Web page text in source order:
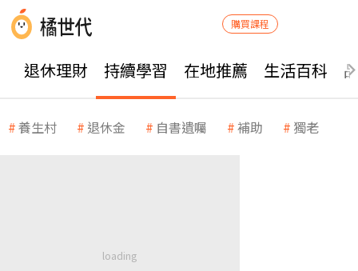
購買課程
退休理財 持續學習 在地推薦 生活百科
養生村 退休金 自書遺囑 補助 獨老